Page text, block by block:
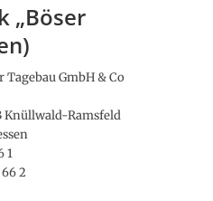
„Böser
GmbH & Co
Knüllwald-Ramsfeld
1
2